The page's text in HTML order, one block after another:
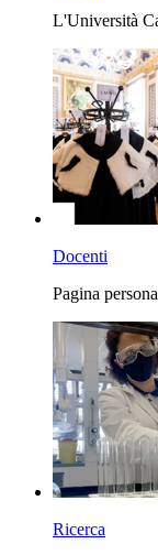
L'Università
Docenti
Pagina
Ricerca